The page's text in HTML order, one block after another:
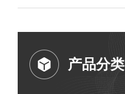
产品分类